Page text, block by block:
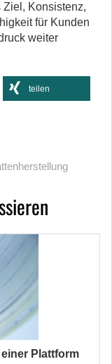
Ziel, Konsistenz,
für Kunden
weiter
teilen
Plattform